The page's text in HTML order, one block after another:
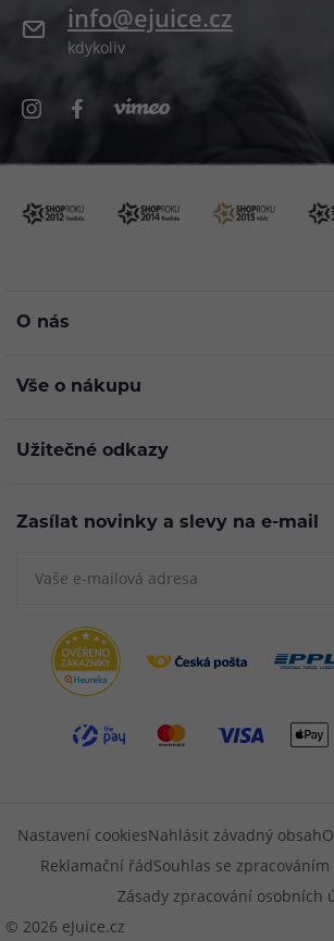
info@ejuice.cz
kdykoliv
O nás
Vše o nákupu
Užitečné odkazy
Zasílat novinky a slevy na e-mail
© 2026 eJuice.cz
Nastavení cookiesNahlásit závadný obsah
Reklamační řádSouhlas se
Zásady zpracování osobních